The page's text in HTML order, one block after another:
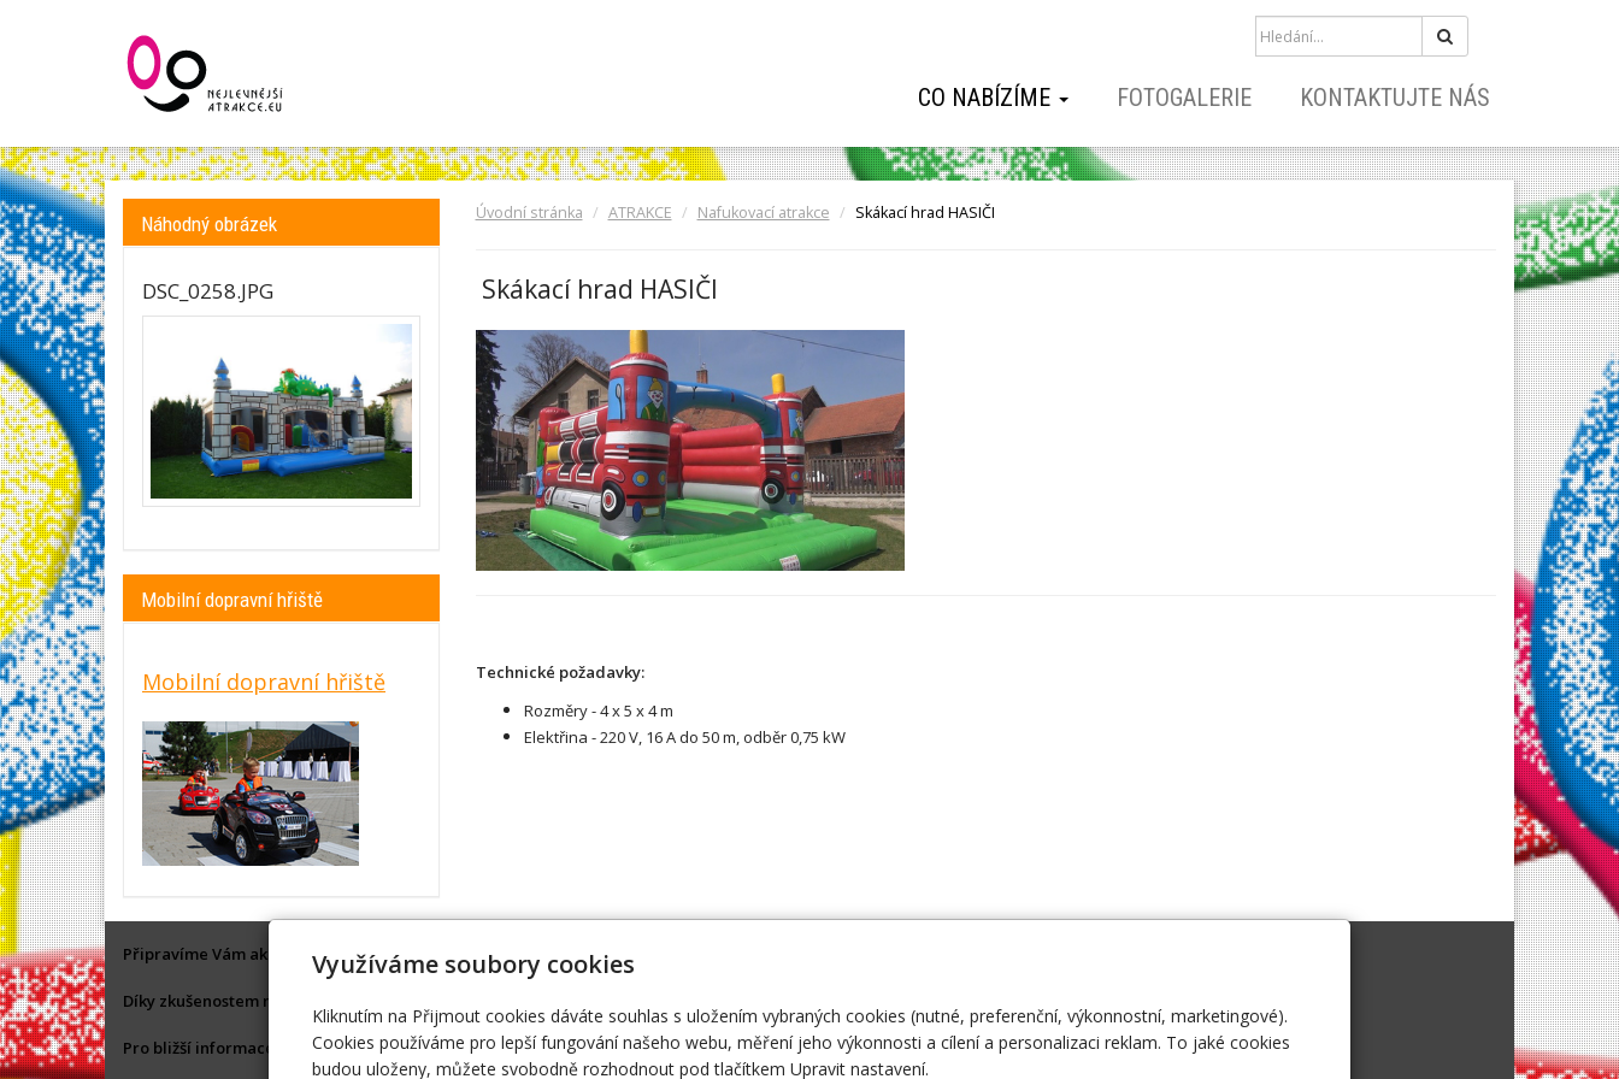
CO NABÍZÍME FOTOGALERIE KONTAKTUJTE NÁS
Úvodní stránka ATRAKCE Nafukovací atrakce Skákací hrad HASIČI
Skákací hrad HASIČI
Technické požadavky:
Rozměry - 4 x 5 x 4 m
Elektřina - 220 V, 16 A do 50 m, odběr 0,75 kW
Náhodný obrázek
DSC_0258.JPG
Mobilní dopravní hřiště
Mobilní dopravní hřiště
Připravíme Vám akci na klíč, nebo Vám ve spolupráci s Vámi zajistíme vše co budete potřebovat.
Díky zkušenostem máme dobré kontakty na různá vystoupení, umělce atd. Vždy se snažíme vše zajistit v nejlepší cenové relaci.
Pro bližší informace, objednání nás neváhejte kontaktovat na telefonním čísle +420 778 016 767nebo pište na email info@nejlevnejsiatrakce.eu
Využíváme soubory cookies
Kliknutím na Přijmout cookies dáváte souhlas s uložením vybraných cookies (nutné, preferenční, výkonnostní, marketingové).
Cookies používáme pro lepší fungování našeho webu, měření jeho výkonnosti a cílení a personalizaci reklam. To jaké cookies
budou uloženy, můžete svobodně rozhodnout pod tlačítkem Upravit nastavení.